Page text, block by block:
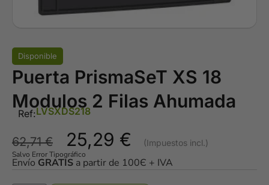
Disponible
Puerta PrismaSeT XS 18
Modulos 2 Filas Ahumada
Ref:LVSXDS218
62,71€ 25,29 €
Salvo Error Tipográfico
Envío GRATIS a partir de 100Є + IVA